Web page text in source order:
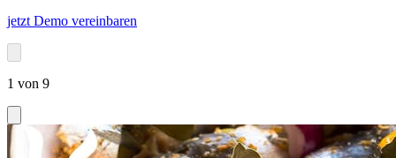
jetzt Demo vereinbaren
1 von 9